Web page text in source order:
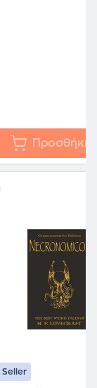
Προσθήκη
Seller